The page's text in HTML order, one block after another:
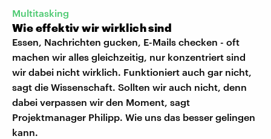
Multitasking
Wie effektiv wir wirklich sind
Essen, Nachrichten gucken, E-Mails checken - oft
machen wir alles gleichzeitig, nur konzentriert sind
wir dabei nicht wirklich. Funktioniert auch gar nicht,
sagt die Wissenschaft. Sollten wir auch nicht, denn
dabei verpassen wir den Moment, sagt
Projektmanager Philipp. Wie uns das besser gelingen
kann.